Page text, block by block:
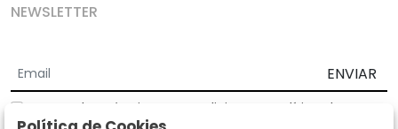
NEWSLETTER
ENVIAR
Acepto los Términos y Condiciones
Política de